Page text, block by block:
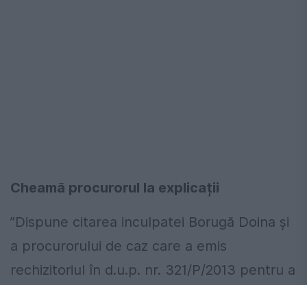
Cheamă procurorul la explicații
”Dispune citarea inculpatei Borugă Doina şi
a procurorului de caz care a emis
rechizitoriul în d.u.p. nr. 321/P/2013 pentru a